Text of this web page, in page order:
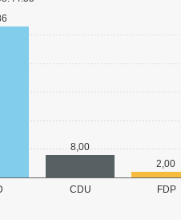
CDU FDP
8,00
2,00